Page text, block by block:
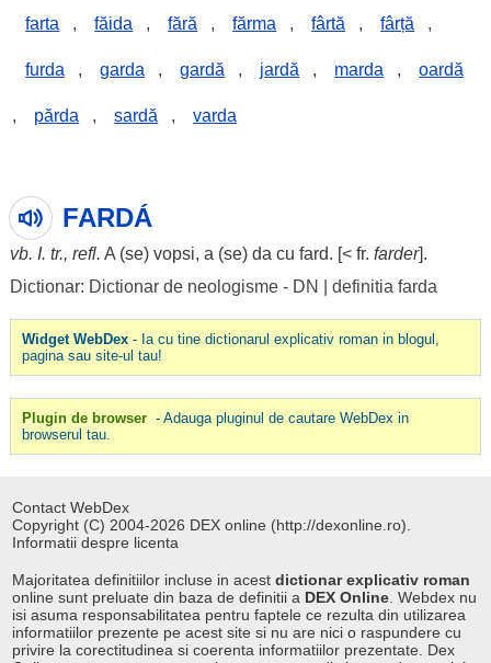
farta , făida , fără , fărma , fârtă , fârță ,
furda , garda , gardă , jardă , marda , oardă
, părda , sardă , varda
FARDÁ
vb. I. tr., refl. A (se) vopsi, a (se) da cu fard. [< fr. farder].
Dictionar: Dictionar de neologisme - DN
definitia farda
Widget WebDex- Ia cu tine dictionarul explicativ roman in blogul,
pagina sau site-ul tau!
Plugin de browser - Adauga pluginul de cautare WebDex in
browserul tau.
Contact WebDex
Copyright (C) 2004-2026 DEX online (http://dexonline.ro).
Informatii despre licenta
Majoritatea definitiilor incluse in acestdictionar explicativ roman
online sunt preluate din baza de definitii a DEX Online . Webdex nu
isi asuma responsabilitatea pentru faptele ce rezulta din utilizarea
informatiilor prezente pe acest site si nu are nici o raspundere cu
privire la corectitudinea si coerenta informatiilor prezentate. Dex